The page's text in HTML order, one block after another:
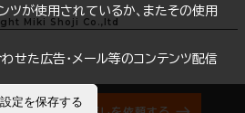
まとめて資料請求
ツが使用されているか、またその使用
せた広告・メール等のコンテンツ配信
設定を保存する
Miki Shoji Co.,ltd